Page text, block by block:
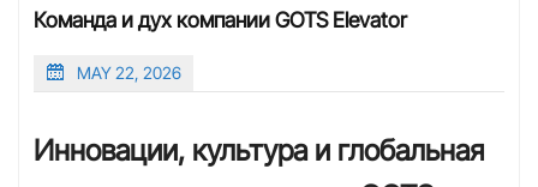
Команда и дух компании GOTS Elevator
MAY 22, 2026
Инновации, культура и глобальная